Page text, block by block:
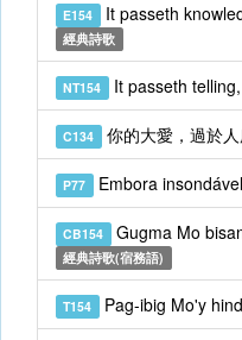
E154 It passeth
經典詩歌
NT154 It passeth
C134 你的大愛，過於
P77 Embora
CB154 Gugma Mo
經典詩歌(宿務語)
T154 Pag-ibig Mo'y